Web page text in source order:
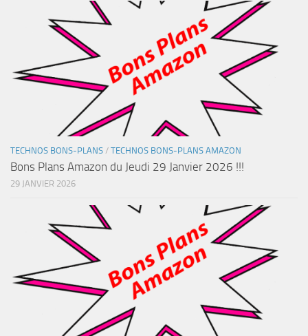
TECHNOS BONS-PLANS / TECHNOS BONS-PLANS AMAZON
Bons Plans Amazon du Jeudi 29 Janvier 2026 !!!
29 JANVIER 2026